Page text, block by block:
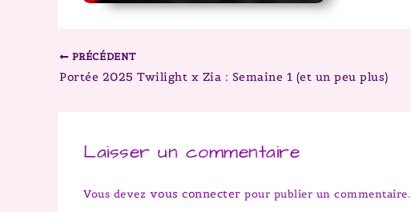
PRÉCÉDENT
Portée 2025 Twilight x Zia : Semaine 1 (et un peu plus)
Laisser un commentaire
Vous devez vous connecter pour publier un commentaire.